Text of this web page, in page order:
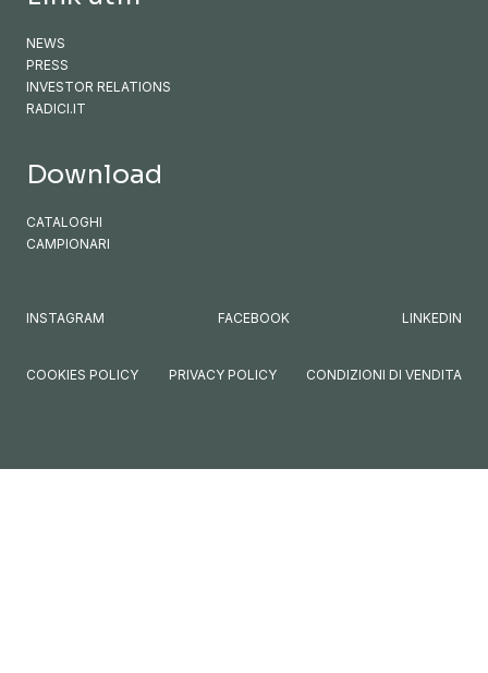
NEWS
PRESS
INVESTOR RELATIONS
RADICI.IT
Download
CATALOGHI
CAMPIONARI
INSTAGRAM FACEBOOK LINKEDIN
COOKIES POLICY PRIVACY POLICY CONDIZIONI DI VENDITA